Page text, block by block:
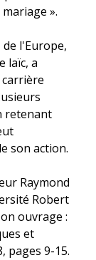
».
l'Europe,
laïc, a
retenant
son action.
Raymond
Robert
ouvrage :
et
pages 9-15.